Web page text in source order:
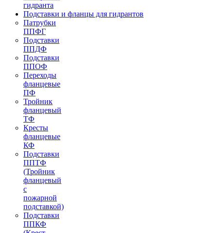
гидранта
Подставки и фланцы для гидрантов
Патрубки
ППФГ
Подставки
ППДФ
Подставки
ППОФ
Переходы
фланцевые
ПФ
Тройник
фланцевый
ТФ
Кресты
фланцевые
КФ
Подставки
ППТФ
(Тройник
фланцевый
с
пожарной
подставкой)
Подставки
ППКФ